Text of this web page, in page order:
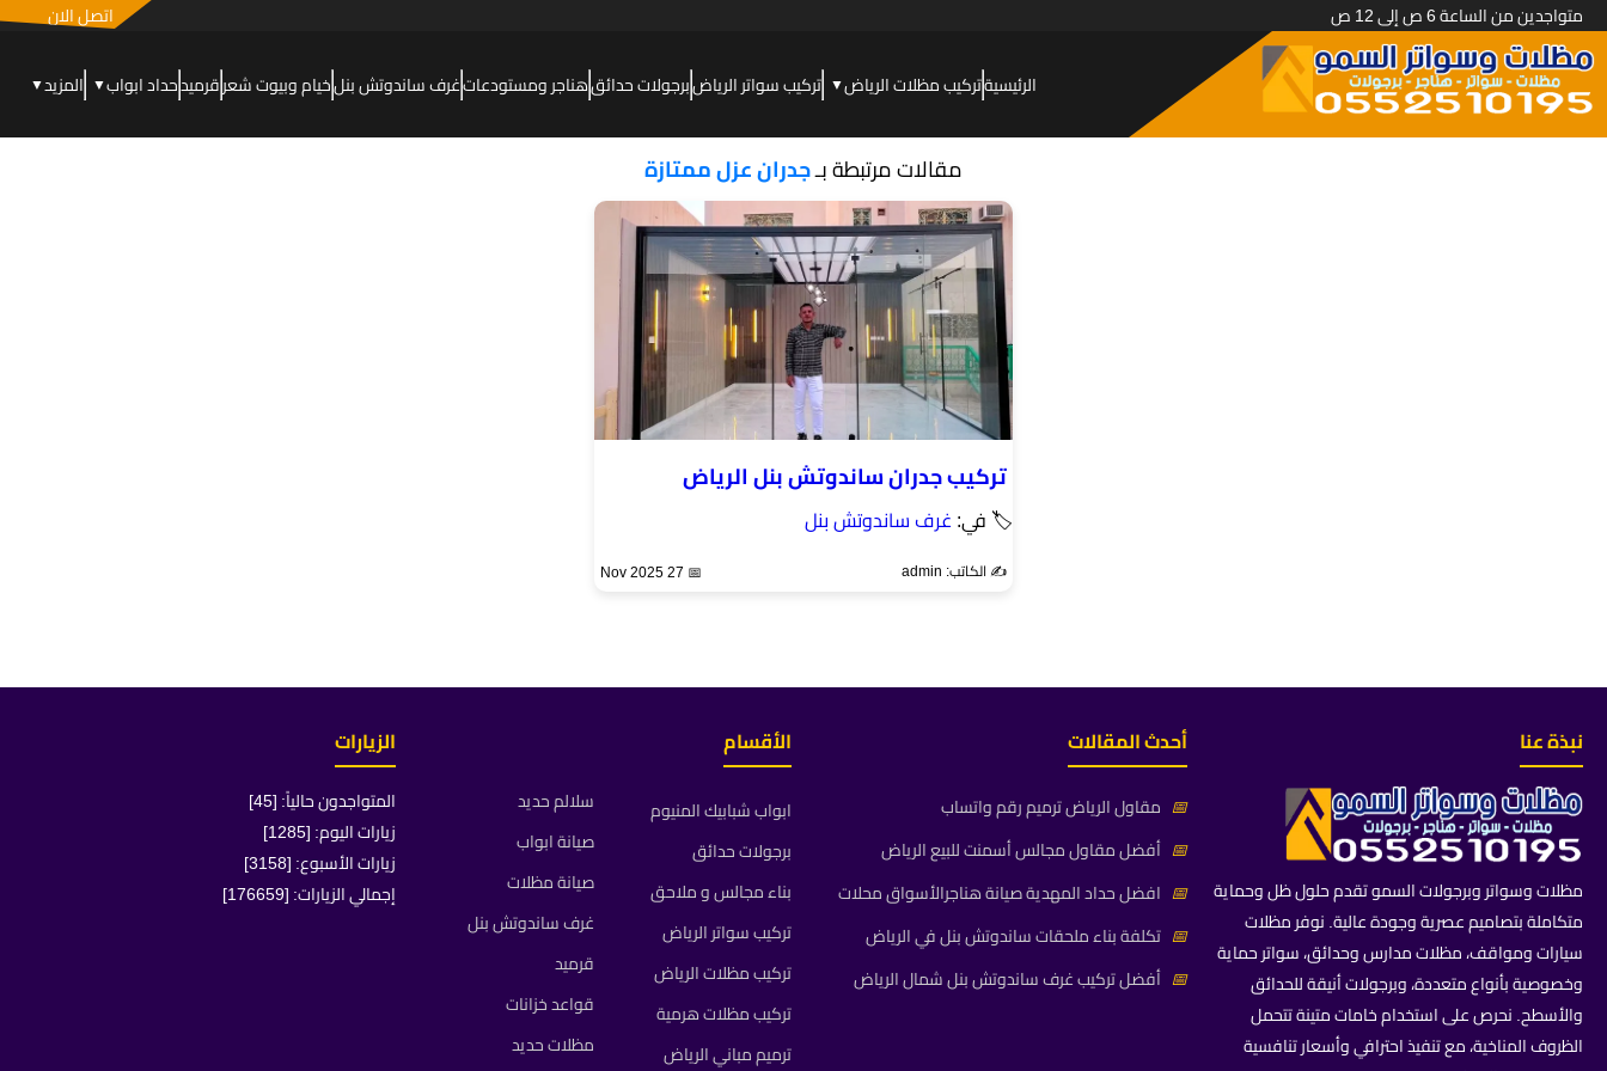
متواجدين من الساعة 6 ص إلى 12 ص اتصل الان
الرئيسيةتركيب مظلات الرياض▼ تركيب سواتر الرياضبرجولات حدائقهناجر ومستودعاتغرف ساندوتش بنلخيام وبيوت شعرقرميدحداد ابواب▼ المزيد▼
مقالات مرتبطة بـجدران عزل ممتازة
تركيب جدران ساندوتش بنل الرياض
🏷 في:غرف ساندوتش بنل
✍️ الكاتب: admin 📅 27 Nov 2025
نبذة عنا
مظلات وسواتر وبرجولات السمو تقدم حلول ظل وحماية
متكاملة بتصاميم عصرية وجودة عالية. نوفر مظلات
سيارات ومواقف، مظلات مدارس وحدائق، سواتر حماية
وخصوصية بأنواع متعددة، وبرجولات أنيقة للحدائق
والأسطح. نحرص على استخدام خامات متينة تتحمل
الظروف المناخية، مع تنفيذ احترافي وأسعار تنافسية
أحدث المقالات
📅 مقاول الرياض ترميم رقم واتساب
📅 أفضل مقاول مجالس أسمنت للبيع الرياض
📅 افضل حداد المهدية صيانة هناجرالأسواق محلات
📅 تكلفة بناء ملحقات ساندوتش بنل في الرياض
📅 أفضل تركيب غرف ساندوتش بنل شمال الرياض
الأقسام
ابواب شبابيك المنيوم
برجولات حدائق
بناء مجالس و ملاحق
تركيب سواتر الرياض
تركيب مظلات الرياض
تركيب مظلات هرمية
ترميم مباني الرياض
سلالم حديد
صيانة ابواب
صيانة مظلات
غرف ساندوتش بنل
قرميد
قواعد خزانات
مظلات حديد
الزيارات
المتواجدون حالياً: [45]
زيارات اليوم: [1285]
زيارات الأسبوع: [3158]
إجمالي الزيارات: [176659]